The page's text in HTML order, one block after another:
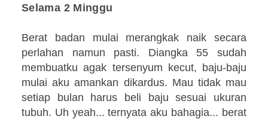
Selama 2 Minggu
Berat badan mulai merangkak naik secara
perlahan namun pasti. Diangka 55 sudah
membuatku agak tersenyum kecut, baju-baju
mulai aku amankan dikardus. Mau tidak mau
setiap bulan harus beli baju sesuai ukuran
tubuh. Uh yeah... ternyata aku bahagia... berat